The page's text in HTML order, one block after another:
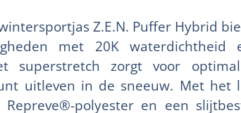
Z.E.N. Puffer Hybrid
met 20K
superstretch zorgt voor
uitleven in de sneeuw. Met het
Repreve®-polyester en een